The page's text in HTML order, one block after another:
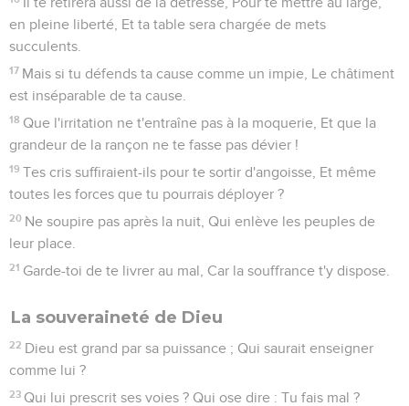
en pleine liberté, Et ta table sera chargée de mets
succulents.
17 Mais si tu défends ta cause comme un impie, Le châtiment
est inséparable de ta cause.
18 Que l'irritation ne t'entraîne pas à la moquerie, Et que la
grandeur de la rançon ne te fasse pas dévier !
19 Tes cris suffiraient-ils pour te sortir d'angoisse, Et même
toutes les forces que tu pourrais déployer ?
20 Ne soupire pas après la nuit, Qui enlève les peuples de
leur place.
21 Garde-toi de te livrer au mal, Car la souffrance t'y dispose.
La souveraineté de Dieu
22 Dieu est grand par sa puissance ; Qui saurait enseigner
comme lui ?
23 Qui lui prescrit ses voies ? Qui ose dire : Tu fais mal ?